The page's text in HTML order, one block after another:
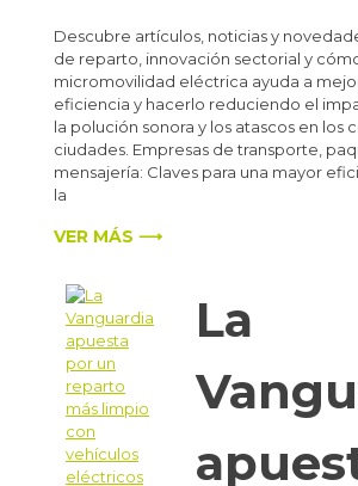
Descubre artículos, noticias y
de reparto, innovación sectorial y
micromovilidad eléctrica ayuda a
eficiencia y hacerlo reduciendo el
la polución sonora y los atascos en los
ciudades. Empresas de transporte,
mensajería: Claves para una mayor
la
VER MÁS ⟶
La